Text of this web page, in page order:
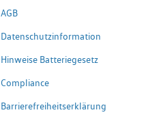
AGB
Datenschutzinformation
Hinweise Batteriegesetz
Compliance
Barrierefreiheitserklärung